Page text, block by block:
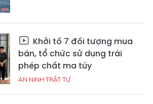
Khởi tố 7 đối tượng mua
bán, tổ chức sử dụng trái
phép chất ma túy
AN NINH TRẬT TỰ